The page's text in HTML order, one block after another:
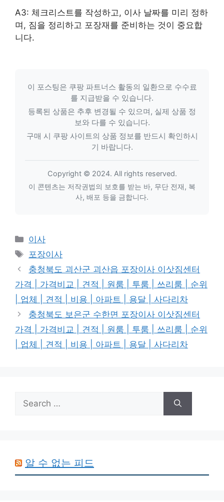
A3: 체크리스트를 작성하고, 이사 날짜를 미리 정하
며, 짐을 정리하고 포장재를 준비하는 것이 중요합
니다.
이 포스팅은 쿠팡 파트너스 활동의 일환으로 수수료
를 지급받을 수 있습니다.
등록된 상품은 추후 변경될 수 있으며, 실제 상품 정
보와 다를 수 있습니다.
구매 시 쿠팡 사이트의 상품 정보를 반드시 확인하시
기 바랍니다.
Copyright © 2024. All rights reserved.
이 콘텐츠는 저작권법의 보호를 받는 바, 무단 전재, 복
사, 배포 등을 금합니다.
Categories
이사
Tags
포장이사
충청북도 괴산군 괴산읍 포장이사 이삿짐센터
가격 | 가격비교 | 견적 | 원룸 | 투룸 | 쓰리룸 | 순위
| 업체 | 견적 | 비용 | 아파트 | 용달 | 사다리차
충청북도 보은군 수한면 포장이사 이삿짐센터
가격 | 가격비교 | 견적 | 원룸 | 투룸 | 쓰리룸 | 순위
| 업체 | 견적 | 비용 | 아파트 | 용달 | 사다리차
for:
알 수 없는 피드